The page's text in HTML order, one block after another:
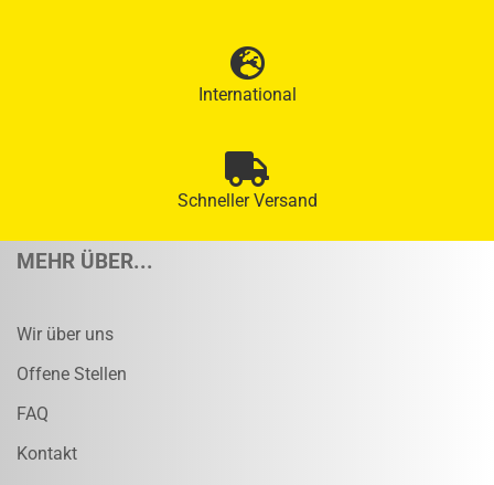
International
Schneller Versand
MEHR ÜBER...
Wir über uns
Offene Stellen
FAQ
Kontakt